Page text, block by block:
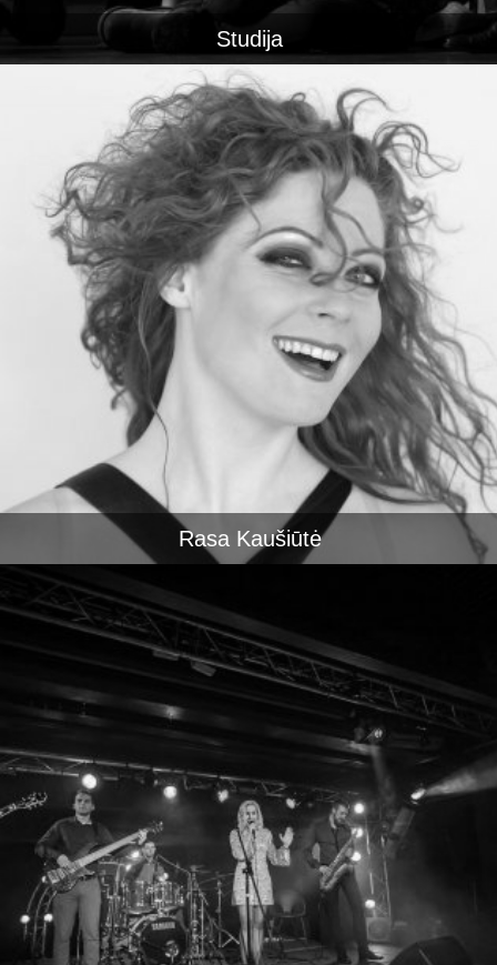
Studija
Rasa Kaušiūtė